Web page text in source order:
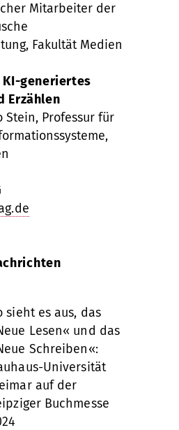
Mitarbeiter der
Fakultät Medien
generiertes
Erzählen
Stein, Professur für
sieht es aus, das
Lesen« und das
Schreiben«:
Universität
auf der
Buchmesse